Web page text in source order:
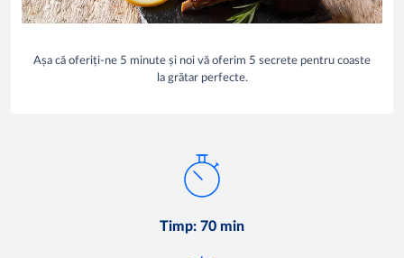
Așa că oferiți-ne 5 minute și noi vă oferim 5 secrete pentru coaste
la grătar perfecte.
Timp: 70 min